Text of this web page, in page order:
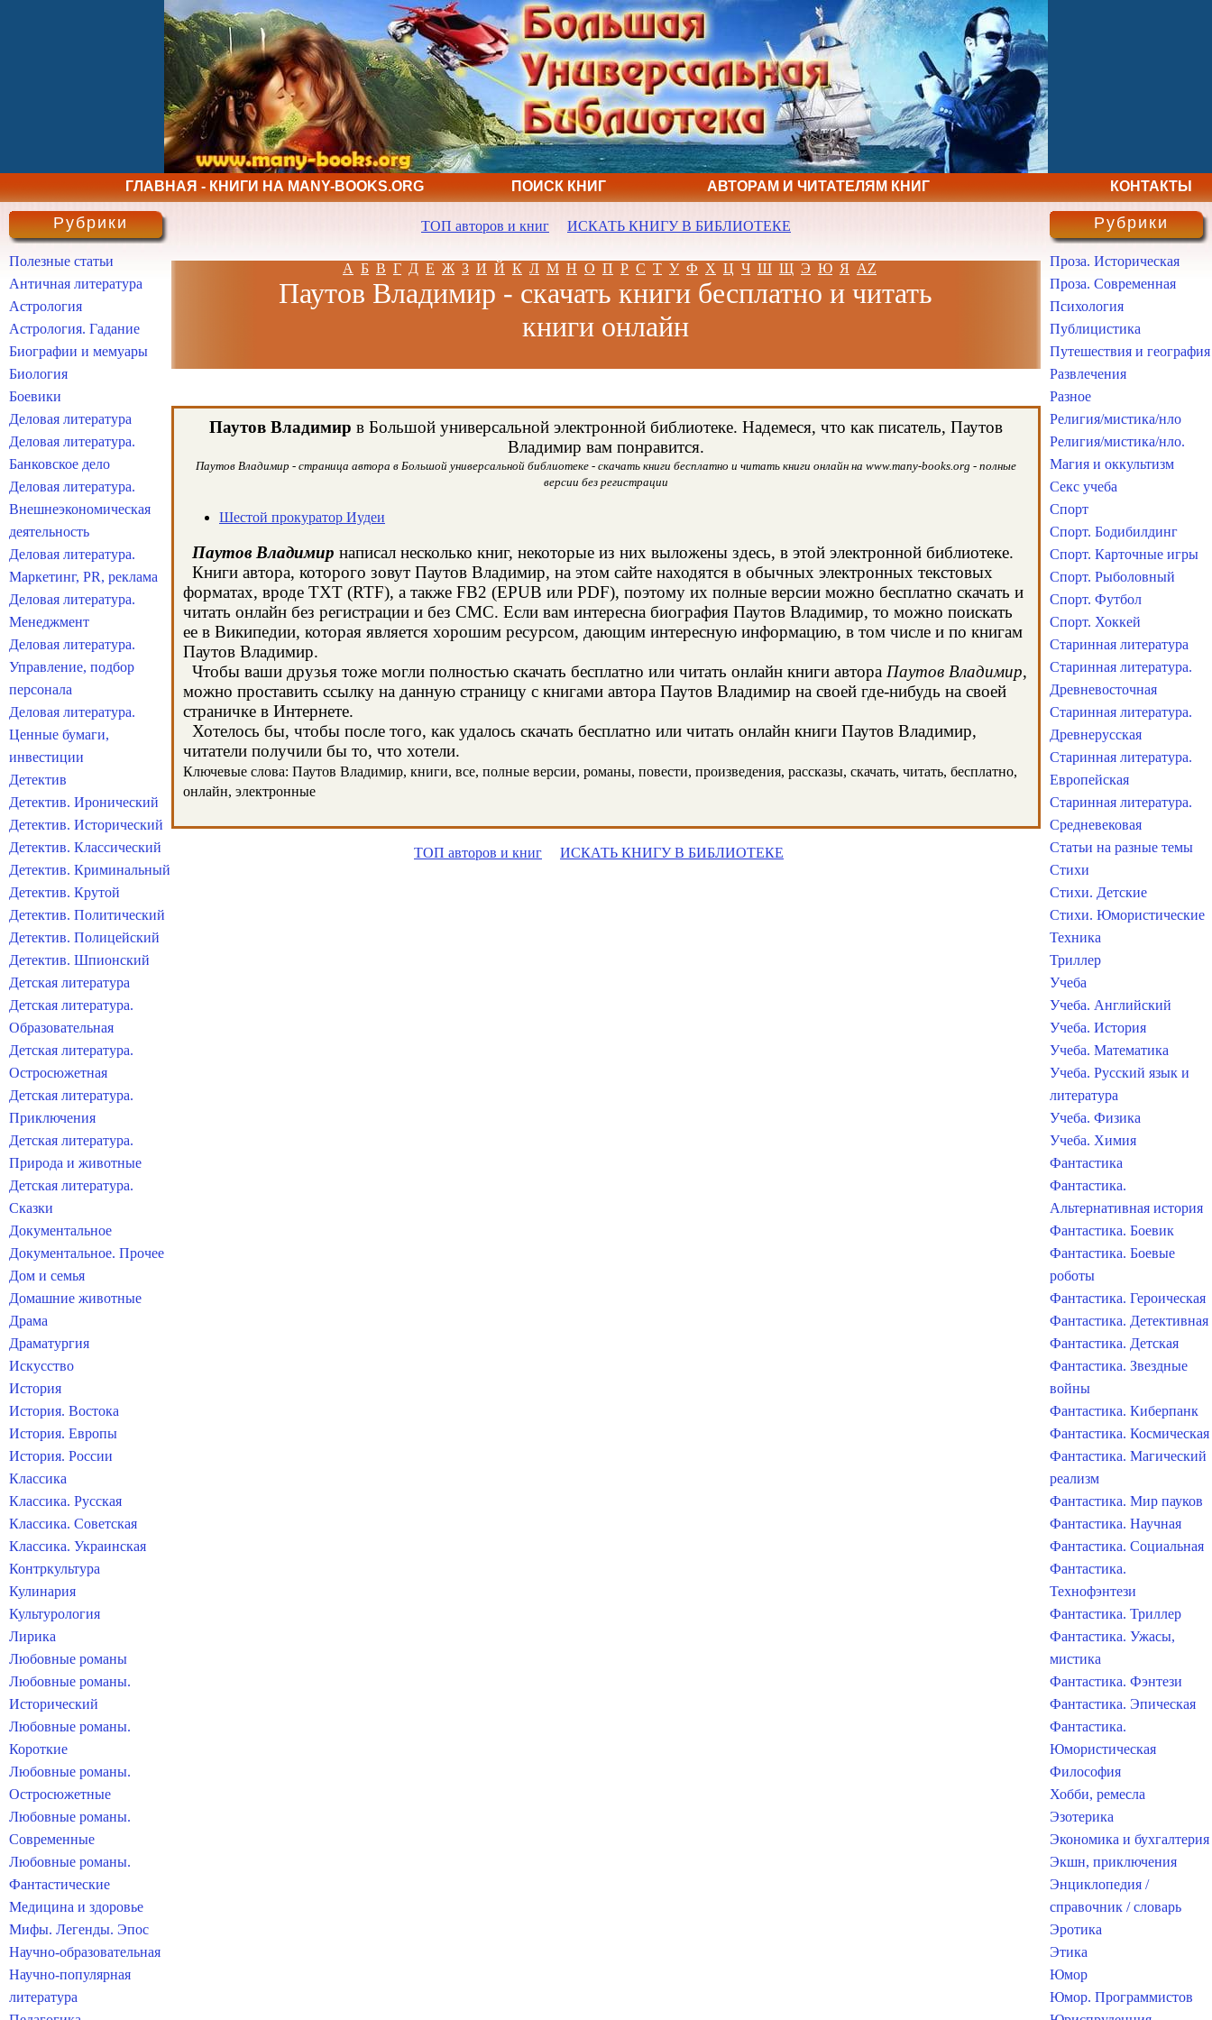
ГЛАВНАЯ - КНИГИ НА MANY-BOOKS.ORG ПОИСК КНИГ АВТОРАМ И ЧИТАТЕЛЯМ КНИГ КОНТАКТЫ
ТОП авторов и книг ИСКАТЬ КНИГУ В БИБЛИОТЕКЕ
А Б В Г Д Е Ж З И Й К Л М Н О П Р С Т У Ф Х Ц Ч Ш Щ Э Ю Я AZ
Паутов Владимир - скачать книги бесплатно и читать
книги онлайн
Паутов Владимир в Большой универсальной электронной библиотеке. Надемеся, что как писатель, Паутов
Владимир вам понравится.
Паутов Владимир - страница автора в Большой универсальной библиотеке - скачать книги бесплатно и читать книги онлайн на www.many-books.org - полные
версии без регистрации
Шестой прокуратор Иудеи
Паутов Владимир написал несколько книг, некоторые из них выложены здесь, в этой электронной библиотеке.
Книги автора, которого зовут Паутов Владимир, на этом сайте находятся в обычных электронных текстовых
форматах, вроде TXT (RTF), а также FB2 (EPUB или PDF), поэтому их полные версии можно бесплатно скачать и
читать онлайн без регистрации и без СМС. Если вам интересна биография Паутов Владимир, то можно поискать
ее в Википедии, которая является хорошим ресурсом, дающим интересную информацию, в том числе и по книгам
Паутов Владимир.
Чтобы ваши друзья тоже могли полностью скачать бесплатно или читать онлайн книги автора Паутов Владимир,
можно проставить ссылку на данную страницу с книгами автора Паутов Владимир на своей где-нибудь на своей
страничке в Интернете.
Хотелось бы, чтобы после того, как удалось скачать бесплатно или читать онлайн книги Паутов Владимир,
читатели получили бы то, что хотели.
Ключевые слова: Паутов Владимир, книги, все, полные версии, романы, повести, произведения, рассказы, скачать, читать, бесплатно,
онлайн, электронные
ТОП авторов и книг ИСКАТЬ КНИГУ В БИБЛИОТЕКЕ
Рубрики
Полезные статьи
Античная литература
Астрология
Астрология. Гадание
Биографии и мемуары
Биология
Боевики
Деловая литература
Деловая литература.
Банковское дело
Деловая литература.
Внешнеэкономическая
деятельность
Деловая литература.
Маркетинг, PR, реклама
Деловая литература.
Менеджмент
Деловая литература.
Управление, подбор
персонала
Деловая литература.
Ценные бумаги,
инвестиции
Детектив
Детектив. Иронический
Детектив. Исторический
Детектив. Классический
Детектив. Криминальный
Детектив. Крутой
Детектив. Политический
Детектив. Полицейский
Детектив. Шпионский
Детская литература
Детская литература.
Образовательная
Детская литература.
Остросюжетная
Детская литература.
Приключения
Детская литература.
Природа и животные
Детская литература.
Сказки
Документальное
Документальное. Прочее
Дом и семья
Домашние животные
Драма
Драматургия
Искусство
История
История. Востока
История. Европы
История. России
Классика
Классика. Русская
Классика. Советская
Классика. Украинская
Контркультура
Кулинария
Культурология
Лирика
Любовные романы
Любовные романы.
Исторический
Любовные романы.
Короткие
Любовные романы.
Остросюжетные
Любовные романы.
Современные
Любовные романы.
Фантастические
Медицина и здоровье
Мифы. Легенды. Эпос
Научно-образовательная
Научно-популярная
литература
Рубрики
Проза. Историческая
Проза. Современная
Психология
Публицистика
Путешествия и география
Развлечения
Разное
Религия/мистика/нло
Религия/мистика/нло.
Магия и оккультизм
Секс учеба
Спорт
Спорт. Бодибилдинг
Спорт. Карточные игры
Спорт. Рыболовный
Спорт. Футбол
Спорт. Хоккей
Старинная литература
Старинная литература.
Древневосточная
Старинная литература.
Древнерусская
Старинная литература.
Европейская
Старинная литература.
Средневековая
Статьи на разные темы
Стихи
Стихи. Детские
Стихи. Юмористические
Техника
Триллер
Учеба
Учеба. Английский
Учеба. История
Учеба. Математика
Учеба. Русский язык и
литература
Учеба. Физика
Учеба. Химия
Фантастика
Фантастика.
Альтернативная история
Фантастика. Боевик
Фантастика. Боевые
роботы
Фантастика. Героическая
Фантастика. Детективная
Фантастика. Детская
Фантастика. Звездные
войны
Фантастика. Киберпанк
Фантастика. Космическая
Фантастика. Магический
реализм
Фантастика. Мир пауков
Фантастика. Научная
Фантастика. Социальная
Фантастика.
Технофэнтези
Фантастика. Триллер
Фантастика. Ужасы,
мистика
Фантастика. Фэнтези
Фантастика. Эпическая
Фантастика.
Юмористическая
Философия
Хобби, ремесла
Эзотерика
Экономика и бухгалтерия
Экшн, приключения
Энциклопедия /
справочник / словарь
Эротика
Этика
Юмор
Юмор. Программистов